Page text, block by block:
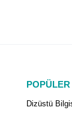
Dizüstü